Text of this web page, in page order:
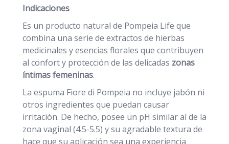
Indicaciones
Es un producto natural de Pompeia Life que
combina una serie de extractos de hierbas
medicinales y esencias florales que contribuyen
al confort y protección de las delicadas zonas
íntimas femeninas.
La espuma Fiore di Pompeia no incluye jabón ni
otros ingredientes que puedan causar
irritación. De hecho, posee un pH similar al de la
zona vaginal (4.5-5.5) y su agradable textura de
hace que su aplicación sea una experiencia